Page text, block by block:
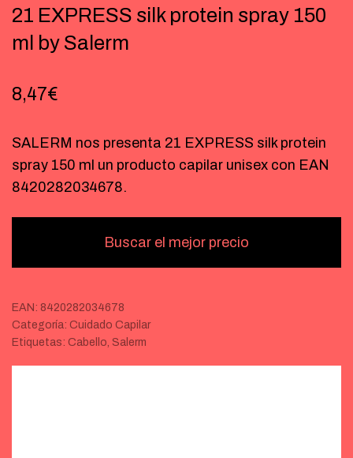
21 EXPRESS silk protein spray 150
ml by Salerm
8,47€
SALERM nos presenta 21 EXPRESS silk protein
spray 150 ml un producto capilar unisex con EAN
8420282034678.
Buscar el mejor precio
EAN: 8420282034678
Categoría: Cuidado Capilar
Etiquetas: Cabello, Salerm